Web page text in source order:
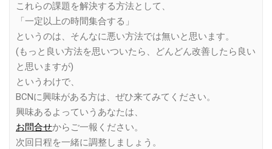
これらの課題を解決する方法として、
「一定以上の時間集合する」
というのは、そんなに悪い方法では無いと思います。
(もっと良い方法を思いついたら、どんどん改善したら良い
と思いますが)
というわけで、
BCNに興味がある方は、ぜひ来てみてください。
興味あるよっていうあなたは、
お問合せからご一報ください。
次回日程を一緒に調整しましょう。